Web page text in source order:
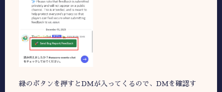
緑のボタンを押すとDMが入ってくるので、DMを確認す